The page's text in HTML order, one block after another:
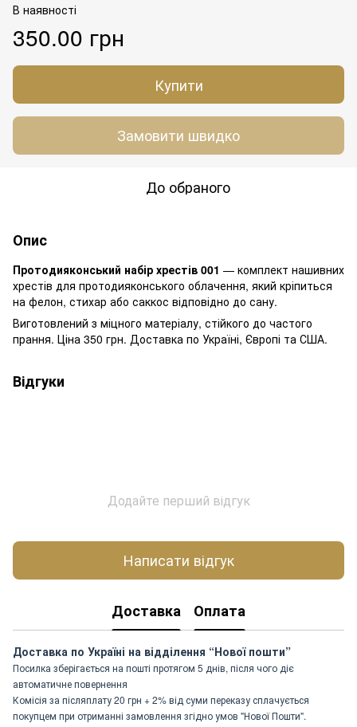
В наявності
350.00 грн
Купити
Замовити швидко
До обраного
Опис
Протодияконський набір хрестів 001 — комплект нашивних
хрестів для протодияконського облачення, який кріпиться
на фелон, стихар або саккос відповідно до сану.
Виготовлений з міцного матеріалу, стійкого до частого
прання. Ціна 350 грн. Доставка по Україні, Європі та США.
Відгуки
Додайте перший відгук
Написати відгук
Доставка Оплата
Доставка по Україні на відділення “Нової пошти”
Посилка зберігається на пошті протягом 5 днів, після чого діє
автоматичне повернення
Комісія за післяплату 20 грн + 2% від суми переказу сплачується
покупцем при отриманні замовлення згідно умов "Нової Пошти".